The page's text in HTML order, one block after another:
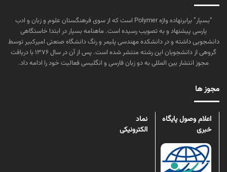
“بسپار” برابرنهاده واژه Polymer است که از سوی فرهنگستان علوم و زبان و ادب
پارسی پیشنهاد و به تصویب رسیده است. ماهنامه بسپار در ابتدا خاستگاهی
دانشجویی داشته و در دانشکده مهندسی پلیمر و رنگ دانشگاه صنعتی امیرکبیر توسط
گروهی از دانشجویان این رشته منتشر شده است. پس از آن در سال ۱۳۷۶ با دریافت
مجوز انتشار بین المللی به دو زبان فارسی و انگلیسی فعالیت خود را ادامه داد.
مجوز ها
اعلام وصول پایگاه
خبری
نماد
الکترونیکی